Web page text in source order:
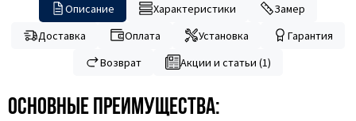
Описание Характеристики
Замер
Доставка
Оплата Установка
Гарантия
Возврат
Акции и статьи (1)
Основные преимущества: